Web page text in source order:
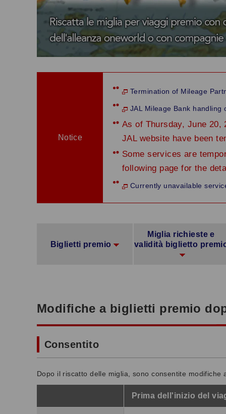
Notice
Termination of Mileage
JAL Mileage Bank handling
As of Thursday, June 20,
JAL website have been
Some services are
following page for the
Currently unavailable
Biglietti premio
Miglia richieste e
validità biglietto
Modifiche a biglietti premio
Consentito
Dopo il riscatto delle miglia, sono consentite
Prima dell'inizio del